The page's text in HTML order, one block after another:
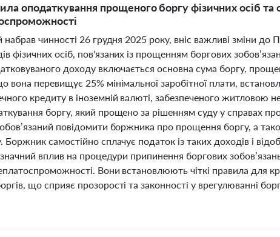
оподаткування прощеного боргу фізичних осіб та
чинності 26 грудня 2025 року, вніс важливі зміни до
фізичних осіб, пов'язаних із прощенням боргових
доходу включається основна сума боргу,
перевищує 25% мінімальної заробітної плати,
кредиту в іноземній валюті, забезпеченого житловою
боргу, який прощено за рішенням суду у справах
повідомити боржника про прощення боргу, а
самостійно сплачує податок із таких доходів і
вплив на процедури припинення боргових
Вони встановлюють чіткі правила для
що сприяє прозорості та законності у врегулюванні